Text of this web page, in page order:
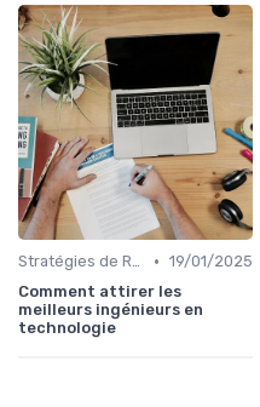
Stratégies de Recrutement Digital • 19/01/2025
Comment attirer les
meilleurs ingénieurs en
technologie